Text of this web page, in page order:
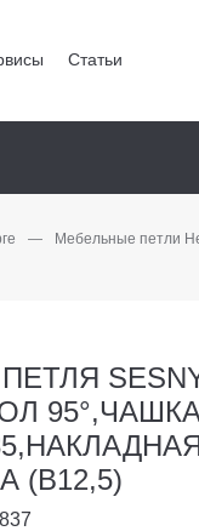
Статьи
— Мебельные петли
ПЕТЛЯ
(B12,5)